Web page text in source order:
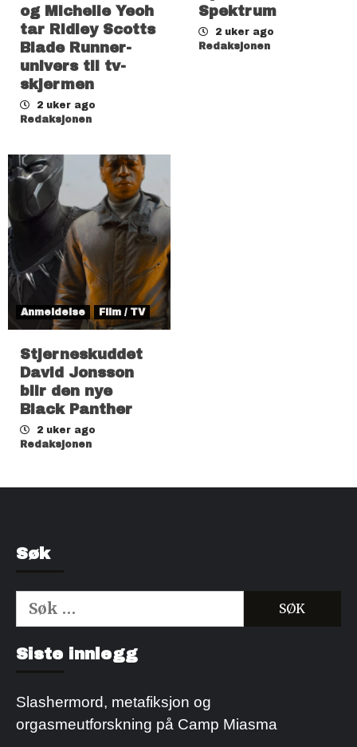
og Michelle Yeoh
tar Ridley Scotts
Blade Runner-
univers til tv-
skjermen
2 uker ago
Redaksjonen
Spektrum
2 uker ago
Redaksjonen
Anmeldelse Film / TV
Stjerneskuddet
David Jonsson
blir den nye
Black Panther
2 uker ago
Redaksjonen
Søk
Søk
etter:
Siste innlegg
Slashermord, metafiksjon og
orgasmeutforskning på Camp Miasma